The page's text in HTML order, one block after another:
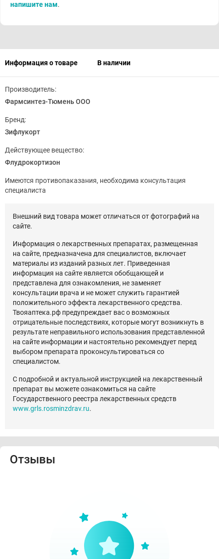
напишите нам.
Информация о товаре В наличии
Производитель:
Фармсинтез-Тюмень ООО
Бренд:
Зифлукорт
Действующее вещество:
Флудрокортизон
Имеются противопаказания, необходима консультация
специалиста
Внешний вид товара может отличаться от фотографий на
сайте.
Информация о лекарственных препаратах, размещенная
на сайте, предназначена для специалистов, включает
материалы из изданий разных лет. Приведенная
информация на сайте является обобщающей и
представлена для ознакомления, не заменяет
консультации врача и не может служить гарантией
положительного эффекта лекарственного средства.
Твояаптека.рф предупреждает вас о возможных
отрицательные последствиях, которые могут возникнуть в
результате неправильного использования представленной
на сайте информации и настоятельно рекомендует перед
выбором препарата проконсультироваться со
специалистом.
С подробной и актуальной инструкцией на лекарственный
препарат вы можете ознакомиться на сайте
Государственного реестра лекарственных средств
www.grls.rosminzdrav.ru.
Отзывы